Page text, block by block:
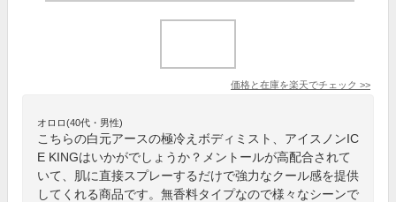
価格と在庫を楽天でチェック >>
オロロ(40代・男性)
こちらの白元アースの極冷えボディミスト、アイスノンIC
E KINGはいかがでしょうか？メントールが高配合されて
いて、肌に直接スプレーするだけで強力なクール感を提供
してくれる商品です。無香料タイプなので様々なシーンで